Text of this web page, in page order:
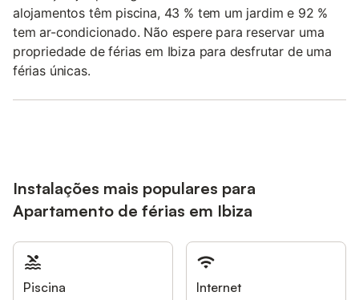
alojamentos têm piscina, 43 % tem um jardim e 92 %
tem ar-condicionado. Não espere para reservar uma
propriedade de férias em Ibiza para desfrutar de uma
férias únicas.
Instalações mais populares para
Apartamento de férias em Ibiza
Piscina Internet